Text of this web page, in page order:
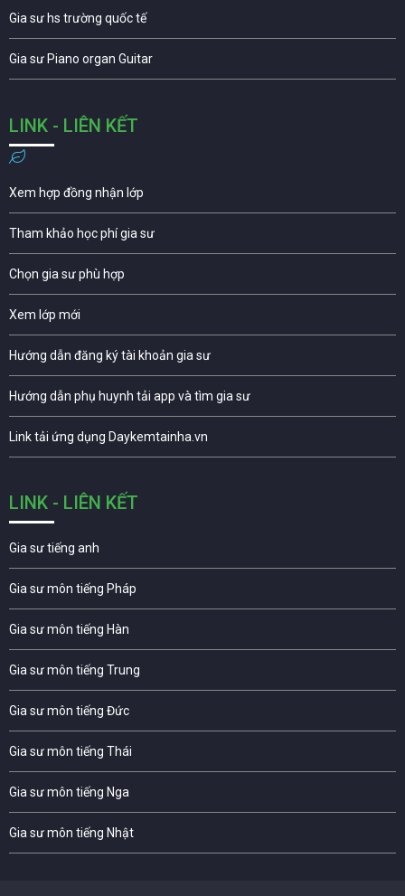
Gia sư hs trường quốc tế
Gia sư Piano organ Guitar
LINK - LIÊN KẾT
Xem hợp đồng nhận lớp
Tham khảo học phí gia sư
Chọn gia sư phù hợp
Xem lớp mới
Hướng dẫn đăng ký tài khoản gia sư
Hướng dẫn phụ huynh tải app và tìm gia sư
Link tải ứng dụng Daykemtainha.vn
LINK - LIÊN KẾT
Gia sư tiếng anh
Gia sư môn tiếng Pháp
Gia sư môn tiếng Hàn
Gia sư môn tiếng Trung
Gia sư môn tiếng Đức
Gia sư môn tiếng Thái
Gia sư môn tiếng Nga
Gia sư môn tiếng Nhật